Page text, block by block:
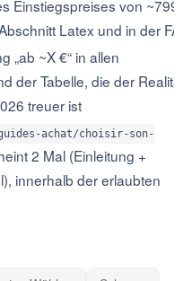
Einstiegspreises von ~799 €
Latex und in der FAQ
„ab ~X €“ in allen
der Tabelle, die der Realität
treuer ist
achat/choisir-son-
2 Mal (Einleitung +
innerhalb der erlaubten